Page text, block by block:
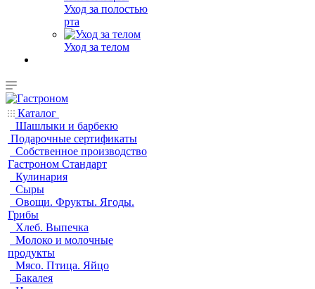
Уход за полостью
рта
Уход за телом
Каталог
Шашлыки и барбекю
Подарочные сертификаты
Собственное производство
Гастроном Стандарт
Кулинария
Сыры
Овощи. Фрукты. Ягоды.
Грибы
Хлеб. Выпечка
Молоко и молочные
продукты
Мясо. Птица. Яйцо
Бакалея